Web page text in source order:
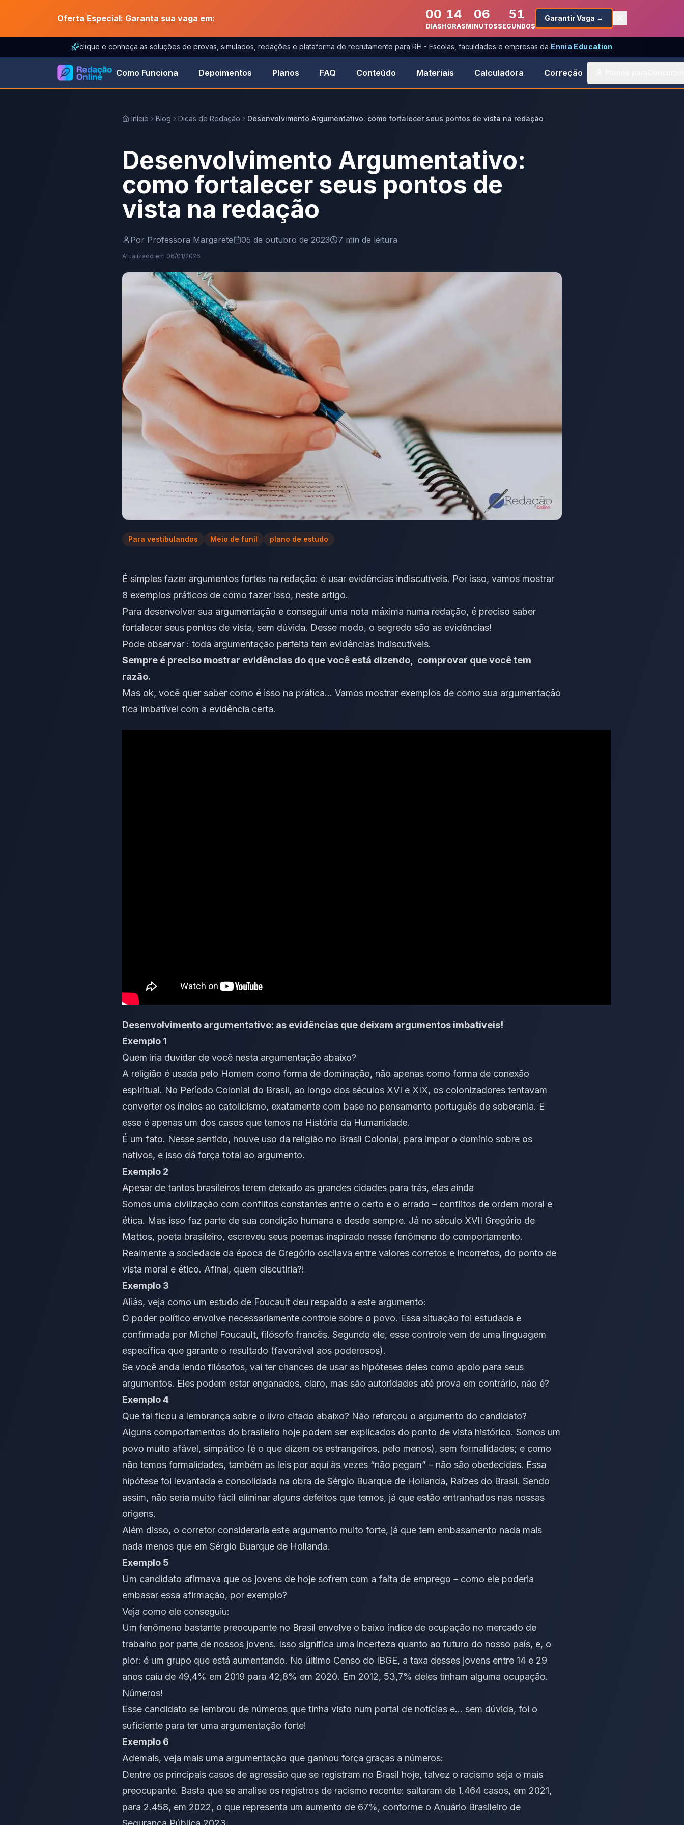
Oferta Especial: Garanta sua vaga em: 00
DIAS
14
HORAS
06
MINUTOS
51
SEGUNDOS
Garantir Vaga →
clique e conheça as soluções de provas, simulados, redações e plataforma de recrutamento para RH - Escolas, faculdades e empresas da Ennia Education
Como Funciona Depoimentos Planos FAQ Conteúdo Materiais Calculadora Correção
Início Blog Dicas de Redação Desenvolvimento Argumentativo: como fortalecer seus pontos de vista na redação
Desenvolvimento Argumentativo:
como fortalecer seus pontos de
vista na redação
Por Professora Margarete 05 de outubro de 2023 7 min de leitura
Atualizado em 06/01/2026
Para vestibulandos Meio de funil plano de estudo
É simples fazer argumentos fortes na redação: é usar evidências indiscutíveis. Por isso, vamos mostrar
8 exemplos práticos de como fazer isso, neste artigo.
Para desenvolver sua argumentação e conseguir uma nota máxima numa redação, é preciso saber
fortalecer seus pontos de vista, sem dúvida. Desse modo, o segredo são as evidências!
Pode observar : toda argumentação perfeita tem evidências indiscutíveis.
Sempre é preciso mostrar evidências do que você está dizendo, comprovar que você tem
razão.
Mas ok, você quer saber como é isso na prática… Vamos mostrar exemplos de como sua argumentação
fica imbatível com a evidência certa.
Desenvolvimento argumentativo: as evidências que deixam argumentos imbatíveis!
Exemplo 1
Quem iria duvidar de você nesta argumentação abaixo?
A religião é usada pelo Homem como forma de dominação, não apenas como forma de conexão
espiritual. No Período Colonial do Brasil, ao longo dos séculos XVI e XIX, os colonizadores tentavam
converter os índios ao catolicismo, exatamente com base no pensamento português de soberania. E
esse é apenas um dos casos que temos na História da Humanidade.
É um fato. Nesse sentido, houve uso da religião no Brasil Colonial, para impor o domínio sobre os
nativos, e isso dá força total ao argumento.
Exemplo 2
Apesar de tantos brasileiros terem deixado as grandes cidades para trás, elas ainda
Somos uma civilização com conflitos constantes entre o certo e o errado – conflitos de ordem moral e
ética. Mas isso faz parte de sua condição humana e desde sempre. Já no século XVII Gregório de
Mattos, poeta brasileiro, escreveu seus poemas inspirado nesse fenômeno do comportamento.
Realmente a sociedade da época de Gregório oscilava entre valores corretos e incorretos, do ponto de
vista moral e ético. Afinal, quem discutiria?!
Exemplo 3
Aliás, veja como um estudo de Foucault deu respaldo a este argumento:
O poder político envolve necessariamente controle sobre o povo. Essa situação foi estudada e
confirmada por Michel Foucault, filósofo francês. Segundo ele, esse controle vem de uma linguagem
específica que garante o resultado (favorável aos poderosos).
Se você anda lendo filósofos, vai ter chances de usar as hipóteses deles como apoio para seus
argumentos. Eles podem estar enganados, claro, mas são autoridades até prova em contrário, não é?
Exemplo 4
Que tal ficou a lembrança sobre o livro citado abaixo? Não reforçou o argumento do candidato?
Alguns comportamentos do brasileiro hoje podem ser explicados do ponto de vista histórico. Somos um
povo muito afável, simpático (é o que dizem os estrangeiros, pelo menos), sem formalidades; e como
não temos formalidades, também as leis por aqui às vezes “não pegam” – não são obedecidas. Essa
hipótese foi levantada e consolidada na obra de Sérgio Buarque de Hollanda, Raízes do Brasil. Sendo
assim, não seria muito fácil eliminar alguns defeitos que temos, já que estão entranhados nas nossas
origens.
Além disso, o corretor consideraria este argumento muito forte, já que tem embasamento nada mais
nada menos que em Sérgio Buarque de Hollanda.
Exemplo 5
Um candidato afirmava que os jovens de hoje sofrem com a falta de emprego – como ele poderia
embasar essa afirmação, por exemplo?
Veja como ele conseguiu:
Um fenômeno bastante preocupante no Brasil envolve o baixo índice de ocupação no mercado de
trabalho por parte de nossos jovens. Isso significa uma incerteza quanto ao futuro do nosso país, e, o
pior: é um grupo que está aumentando. No último Censo do IBGE, a taxa desses jovens entre 14 e 29
anos caiu de 49,4% em 2019 para 42,8% em 2020. Em 2012, 53,7% deles tinham alguma ocupação.
Números!
Esse candidato se lembrou de números que tinha visto num portal de notícias e… sem dúvida, foi o
suficiente para ter uma argumentação forte!
Exemplo 6
Ademais, veja mais uma argumentação que ganhou força graças a números:
Dentre os principais casos de agressão que se registram no Brasil hoje, talvez o racismo seja o mais
preocupante. Basta que se analise os registros de racismo recente: saltaram de 1.464 casos, em 2021,
para 2.458, em 2022, o que representa um aumento de 67%, conforme o Anuário Brasileiro de